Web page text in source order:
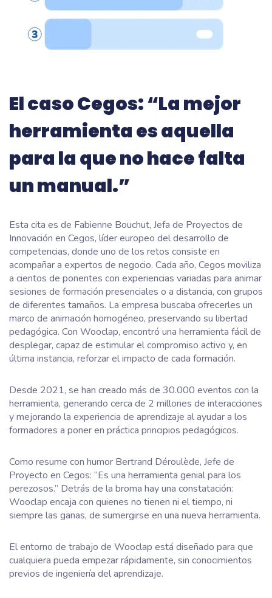
El caso Cegos: “La mejor
herramienta es aquella
para la que no hace falta
un manual.”
Esta cita es de Fabienne Bouchut, Jefa de Proyectos de
Innovación en Cegos, líder europeo del desarrollo de
competencias, donde uno de los retos consiste en
acompañar a expertos de negocio. Cada año, Cegos moviliza
a cientos de ponentes con experiencias variadas para animar
sesiones de formación presenciales o a distancia, con grupos
de diferentes tamaños. La empresa buscaba ofrecerles un
marco de animación homogéneo, preservando su libertad
pedagógica. Con Wooclap, encontró una herramienta fácil de
desplegar, capaz de estimular el compromiso activo y, en
última instancia, reforzar el impacto de cada formación.
Desde 2021, se han creado más de 30.000 eventos con la
herramienta, generando cerca de 2 millones de interacciones
y mejorando la experiencia de aprendizaje al ayudar a los
formadores a poner en práctica principios pedagógicos.
Como resume con humor Bertrand Déroulède, Jefe de
Proyecto en Cegos: “Es una herramienta genial para los
perezosos.” Detrás de la broma hay una constatación:
Wooclap encaja con quienes no tienen ni el tiempo, ni
siempre las ganas, de sumergirse en una nueva herramienta.
El entorno de trabajo de Wooclap está diseñado para que
cualquiera pueda empezar rápidamente, sin conocimientos
previos de ingeniería del aprendizaje.